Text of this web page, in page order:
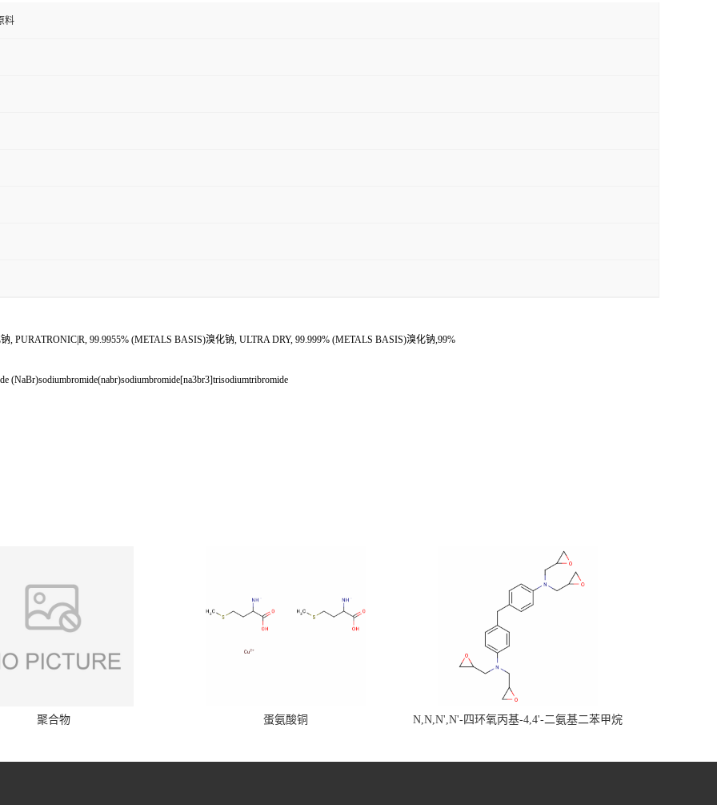
料
PURATRONIC|R, 99.9955% (METALS BASIS)溴化钠, ULTRA DRY, 99.999% (METALS BASIS)溴化钠,99%
(NaBr)sodiumbromide(nabr)sodiumbromide[na3br3]trisodiumtribromide
聚合物 蛋氨酸铜 N,N,N',N'-四环氧丙基-4,4'-二氨基二苯甲烷